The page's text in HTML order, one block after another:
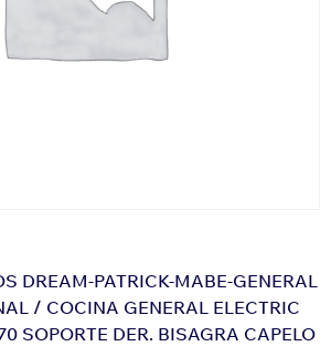
DREAM-PATRICK-MABE-GENERAL
/ COCINA GENERAL ELECTRIC
SOPORTE DER. BISAGRA CAPELO